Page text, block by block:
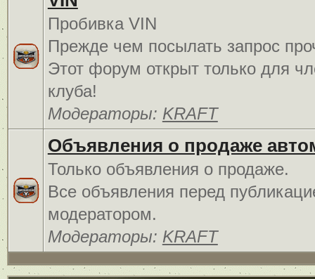
Пробивка VIN
Прежде чем посылать запрос
Этот форум открыт только для
клуба!
Модераторы: KRAFT
Объявления о продаже
Только объявления о продаже.
Все объявления перед
модератором.
Модераторы: KRAFT